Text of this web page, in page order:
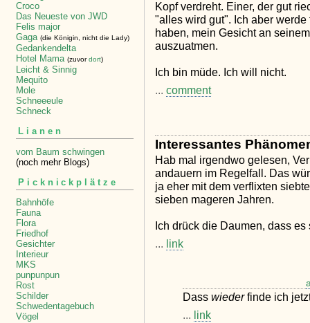
Croco
Das Neueste von JWD
Felis major
Gaga (die Königin, nicht die Lady)
Gedankendelta
Hotel Mama (zuvordort)
Leicht & Sinnig
Mequito
Mole
Schneeeule
Schneck
Lianen
vom Baum schwingen
(noch mehr Blogs)
Picknickplätze
Bahnhöfe
Fauna
Flora
Friedhof
Gesichter
Interieur
MKS
punpunpun
Rost
Schilder
Schwedentagebuch
Vögel
Kopf verdreht. Einer, der gut
"alles wird gut". Ich aber
haben, mein Gesicht an
auszuatmen.
Ich bin müde. Ich will nicht.
... comment
Interessantes
Hab mal irgendwo gelesen,
andauern im Regelfall. Das
ja eher mit dem verflixten
sieben mageren Jahren.
Ich drück die Daumen, dass
... link
Dass wiederfinde ich
... link